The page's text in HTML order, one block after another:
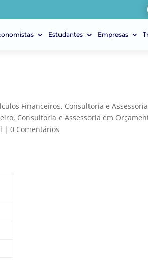
Estudantes Empresas
Financeiros, Consultoria e
, Consultoria e Assessoria em
|0 Comentários